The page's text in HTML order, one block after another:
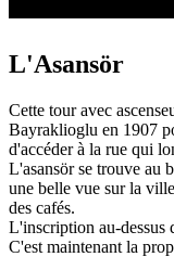
L'Asansör
Cette tour avec
Bayraklioglu en 1907
d'accéder à la rue qui
L'asansör se trouve au
une belle vue sur la
des cafés.
L'inscription au-dessus
C'est maintenant la